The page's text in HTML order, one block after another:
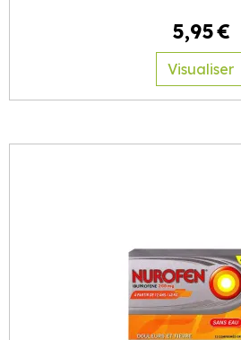
5,95€
Visualiser